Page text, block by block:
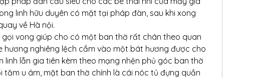
linh hữu duyên có mặt tại pháp đàn, sau khi xong
về Hà nội.
gọi vong giúp cho có một ban thờ rất chán theo quan
hương nghiêng lệch cắm vào một bát hương được cho
linh lẫn gia tiên kèm theo mạng nhện phủ góc ban thờ
u ám, mặt ban thờ chính là cái nóc tủ đựng quần